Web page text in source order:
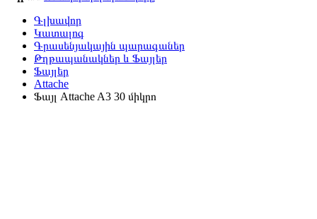
Գլխավոր
Կատալոգ
Գրասենյակային պարագաներ
Թղթապանակներ և Ֆայլեր
Ֆայլեր
Attache
Ֆայլ Attache A3 30 միկրո